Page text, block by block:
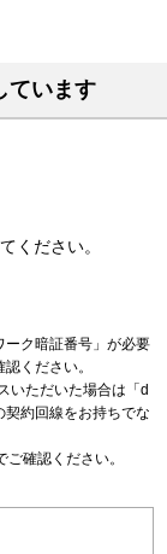
ています
ください。
ーク暗証番号」が必要
認ください。
いただいた場合は「d
約回線をお持ちでな
ご確認ください。